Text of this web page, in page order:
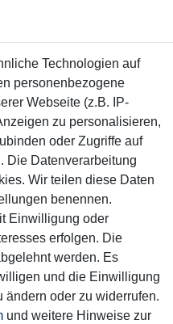
Fit
vorbehalten.
Technologien auf
personenbezogene
Webseite (z.B. IP-
zu personalisieren,
oder Zugriffe auf
Die Datenverarbeitung
Wir teilen diese Daten
benennen.
Einwilligung oder
erfolgen. Die
werden. Es
und die Einwilligung
ändern oder zu widerrufen.
und weitere Hinweise zur